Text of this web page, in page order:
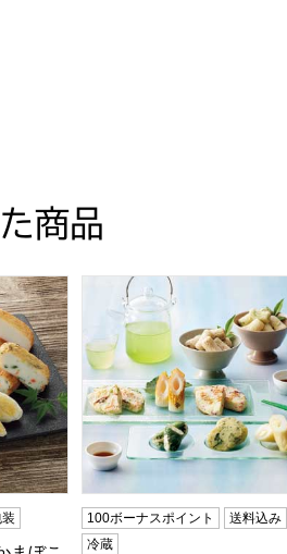
商品
お中元】[JU-00]
まぼこ詰合せ【夏の贈りもの・お中
ヤマサちくわ 彩り 夏【
100ボーナスポイント
送料込み
冷蔵